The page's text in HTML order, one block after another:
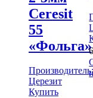
Ceresit
55
«Фольга»
Производитель:
Церезит
Купить